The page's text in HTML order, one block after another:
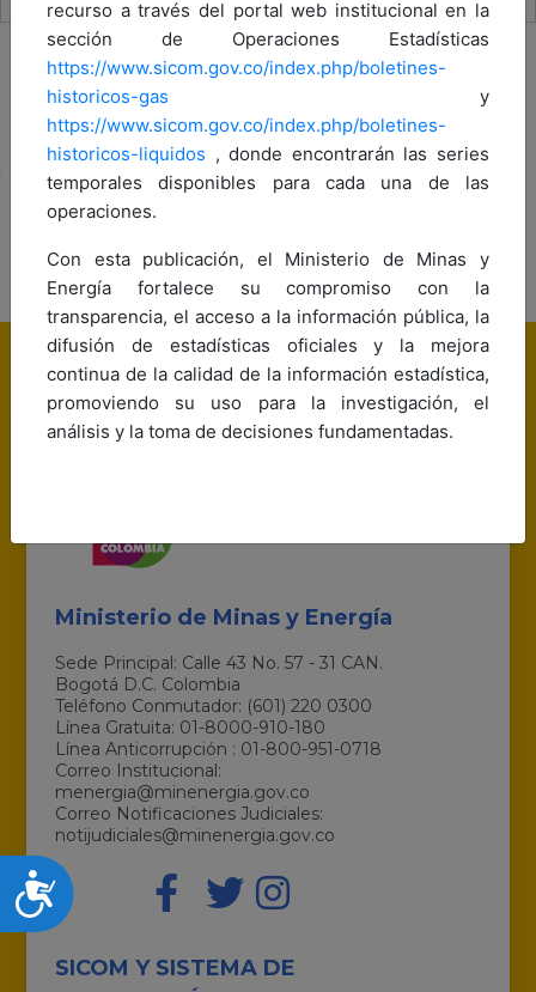
Accesibilidad
Ministerio de Minas y Energía
Sede Principal: Calle 43 No. 57 - 31 CAN.
Bogotá D.C. Colombia
Teléfono Conmutador: (601) 220 0300
Línea Gratuita: 01-8000-910-180
Línea Anticorrupción : 01-800-951-0718
Correo Institucional:
menergia@minenergia.gov.co
Correo Notificaciones Judiciales:
notijudiciales@minenergia.gov.co
SICOM Y SISTEMA DE
recurso a través del portal web institucional en la
sección de Operaciones Estadísticas
https://www.sicom.gov.co/index.php/boletines-
historicos-gas y
https://www.sicom.gov.co/index.php/boletines-
historicos-liquidos , donde encontrarán las series
temporales disponibles para cada una de las
operaciones.
Con esta publicación, el Ministerio de Minas y
Energía fortalece su compromiso con la
transparencia, el acceso a la información pública, la
difusión de estadísticas oficiales y la mejora
continua de la calidad de la información estadística,
promoviendo su uso para la investigación, el
análisis y la toma de decisiones fundamentadas.